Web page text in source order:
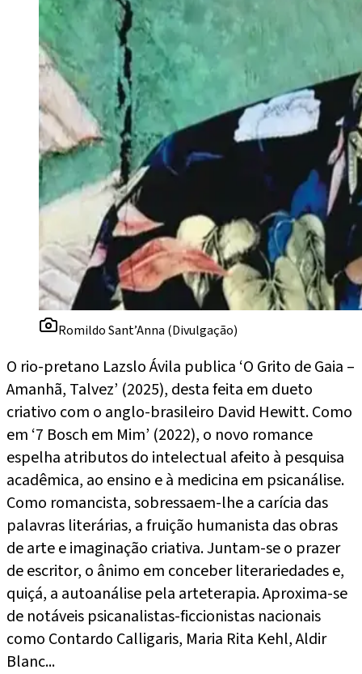
Romildo Sant’Anna (Divulgação)
O rio-pretano Lazslo Ávila publica ‘O Grito de Gaia –
Amanhã, Talvez’ (2025), desta feita em dueto
criativo com o anglo-brasileiro David Hewitt. Como
em ‘7 Bosch em Mim’ (2022), o novo romance
espelha atributos do intelectual afeito à pesquisa
acadêmica, ao ensino e à medicina em psicanálise.
Como romancista, sobressaem-lhe a carícia das
palavras literárias, a fruição humanista das obras
de arte e imaginação criativa. Juntam-se o prazer
de escritor, o ânimo em conceber literariedades e,
quiçá, a autoanálise pela arteterapia. Aproxima-se
de notáveis psicanalistas-ficcionistas nacionais
como Contardo Calligaris, Maria Rita Kehl, Aldir
Blanc...